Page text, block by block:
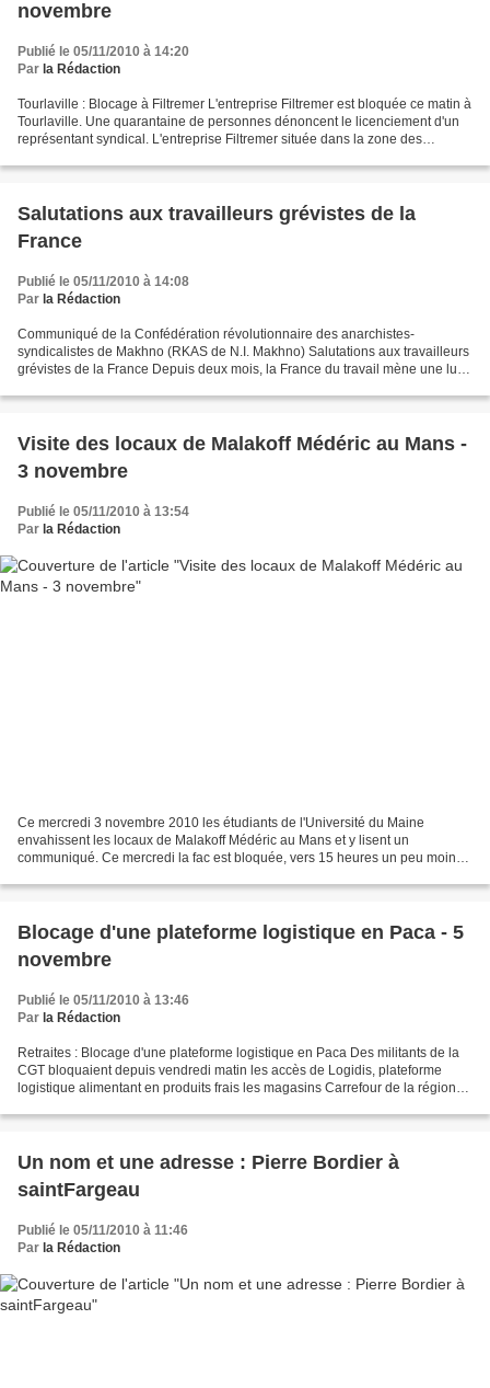
novembre
Publié le 05/11/2010 à 14:20
Par la Rédaction
Tourlaville : Blocage à Filtremer L'entreprise Filtremer est bloquée ce matin à
Tourlaville. Une quarantaine de personnes dénoncent le licenciement d'un
représentant syndical. L'entreprise Filtremer située dans la zone des
Salutations aux travailleurs grévistes de la
France
Publié le 05/11/2010 à 14:08
Par la Rédaction
Communiqué de la Confédération révolutionnaire des anarchistes-
syndicalistes de Makhno (RKAS de N.I. Makhno) Salutations aux travailleurs
grévistes de la France Depuis deux mois, la France du travail mène une lutte
Visite des locaux de Malakoff Médéric au Mans -
3 novembre
Publié le 05/11/2010 à 13:54
Par la Rédaction
Ce mercredi 3 novembre 2010 les étudiants de l'Université du Maine
envahissent les locaux de Malakoff Médéric au Mans et y lisent un
communiqué. Ce mercredi la fac est bloquée, vers 15 heures un peu moins
Blocage d'une plateforme logistique en Paca - 5
novembre
Publié le 05/11/2010 à 13:46
Par la Rédaction
Retraites : Blocage d'une plateforme logistique en Paca Des militants de la
CGT bloquaient depuis vendredi matin les accès de Logidis, plateforme
logistique alimentant en produits frais les magasins Carrefour de la région
Un nom et une adresse : Pierre Bordier à
saintFargeau
Publié le 05/11/2010 à 11:46
Par la Rédaction